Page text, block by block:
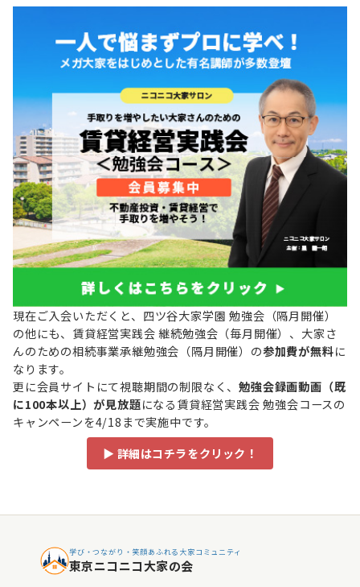
現在ご入会いただくと、四ツ谷大家学園 勉強会（隔月開催）
の他にも、賃貸経営実践会 継続勉強会（毎月開催）、大家さ
んのための相続事業承継勉強会（隔月開催）の参加費が無料に
なります。
更に会員サイトにて視聴期間の制限なく、勉強会録画動画（既
に100本以上）が見放題になる賃貸経営実践会 勉強会コースの
キャンペーンを4/18まで実施中です。
▶ 詳細はコチラをクリック！
学び・つながり・笑顔あふれる大家コミュニティ
東京ニコニコ大家の会